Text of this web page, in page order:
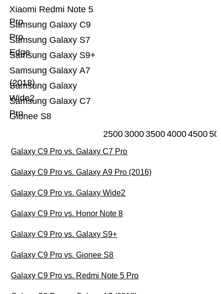
Gionee S8
Samsung Galaxy C7
Pro
Samsung Galaxy
Wide2
Samsung Galaxy A7
(2018)
Samsung Galaxy S9+
Samsung Galaxy S7
Edge
Samsung Galaxy C9
Pro
Xiaomi Redmi Note 5
Pro
25003000350040004500
Galaxy C9 Pro vs. Galaxy C7 Pro
Galaxy C9 Pro vs. Galaxy A9 Pro (2016)
Galaxy C9 Pro vs. Galaxy Wide2
Galaxy C9 Pro vs. Honor Note 8
Galaxy C9 Pro vs. Galaxy S9+
Galaxy C9 Pro vs. Gionee S8
Galaxy C9 Pro vs. Redmi Note 5 Pro